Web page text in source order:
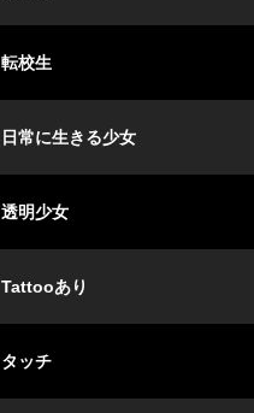
転校生
日常に生きる少女
透明少女
Tattooあり
タッチ